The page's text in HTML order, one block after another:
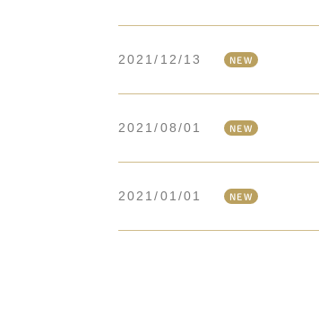
2021/12/13 NEW
2021/08/01 NEW
2021/01/01 NEW